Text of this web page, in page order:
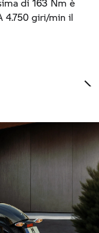
4.750 giri/min il